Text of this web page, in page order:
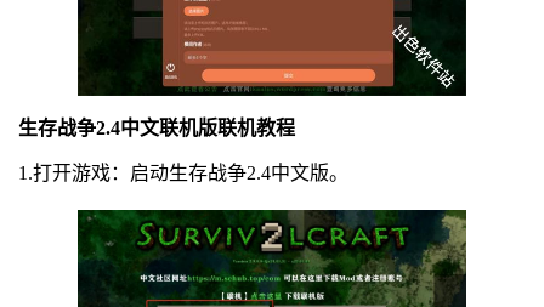
生存战争2.4中文联机版联机教程
1.打开游戏：启动生存战争2.4中文版。